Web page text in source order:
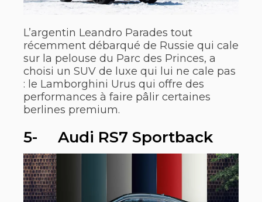
L’argentin Leandro Parades tout
récemment débarqué de Russie qui cale
sur la pelouse du Parc des Princes, a
choisi un SUV de luxe qui lui ne cale pas
: le Lamborghini Urus qui offre des
performances à faire pâlir certaines
berlines premium.
5- Audi RS7 Sportback